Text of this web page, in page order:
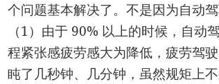
个问题基本解决了。不是因为自动
（1）由于 90% 以上的时候，自动
程紧张感疲劳感大为降低，疲劳驾
盹了几秒钟、几分钟，虽然规矩上